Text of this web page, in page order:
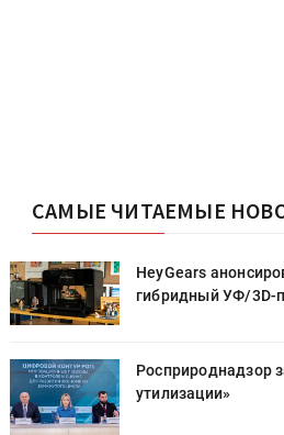
САМЫЕ ЧИТАЕМЫЕ
HeyGears
гибридный УФ/3D-
Росприроднадзор
утилизации»